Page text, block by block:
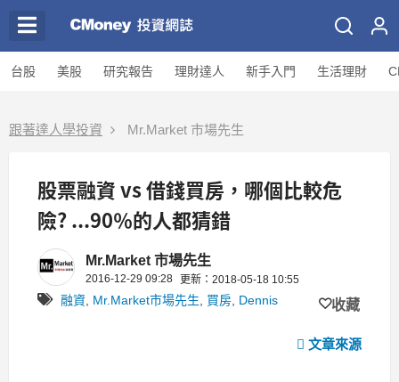
台股 美股 研究報告 理財達人 新手入門 生活理財
跟著達人學投資 Mr.Market 市場先生
股票融資 vs 借錢買房，哪個比較危
險? ...90％的人都猜錯
Mr.Market 市場先生
2016-12-29 09:28 更新：2018-05-18 10:55
融資 Mr.Market市場先生 買房 Dennis 收藏
文章來源